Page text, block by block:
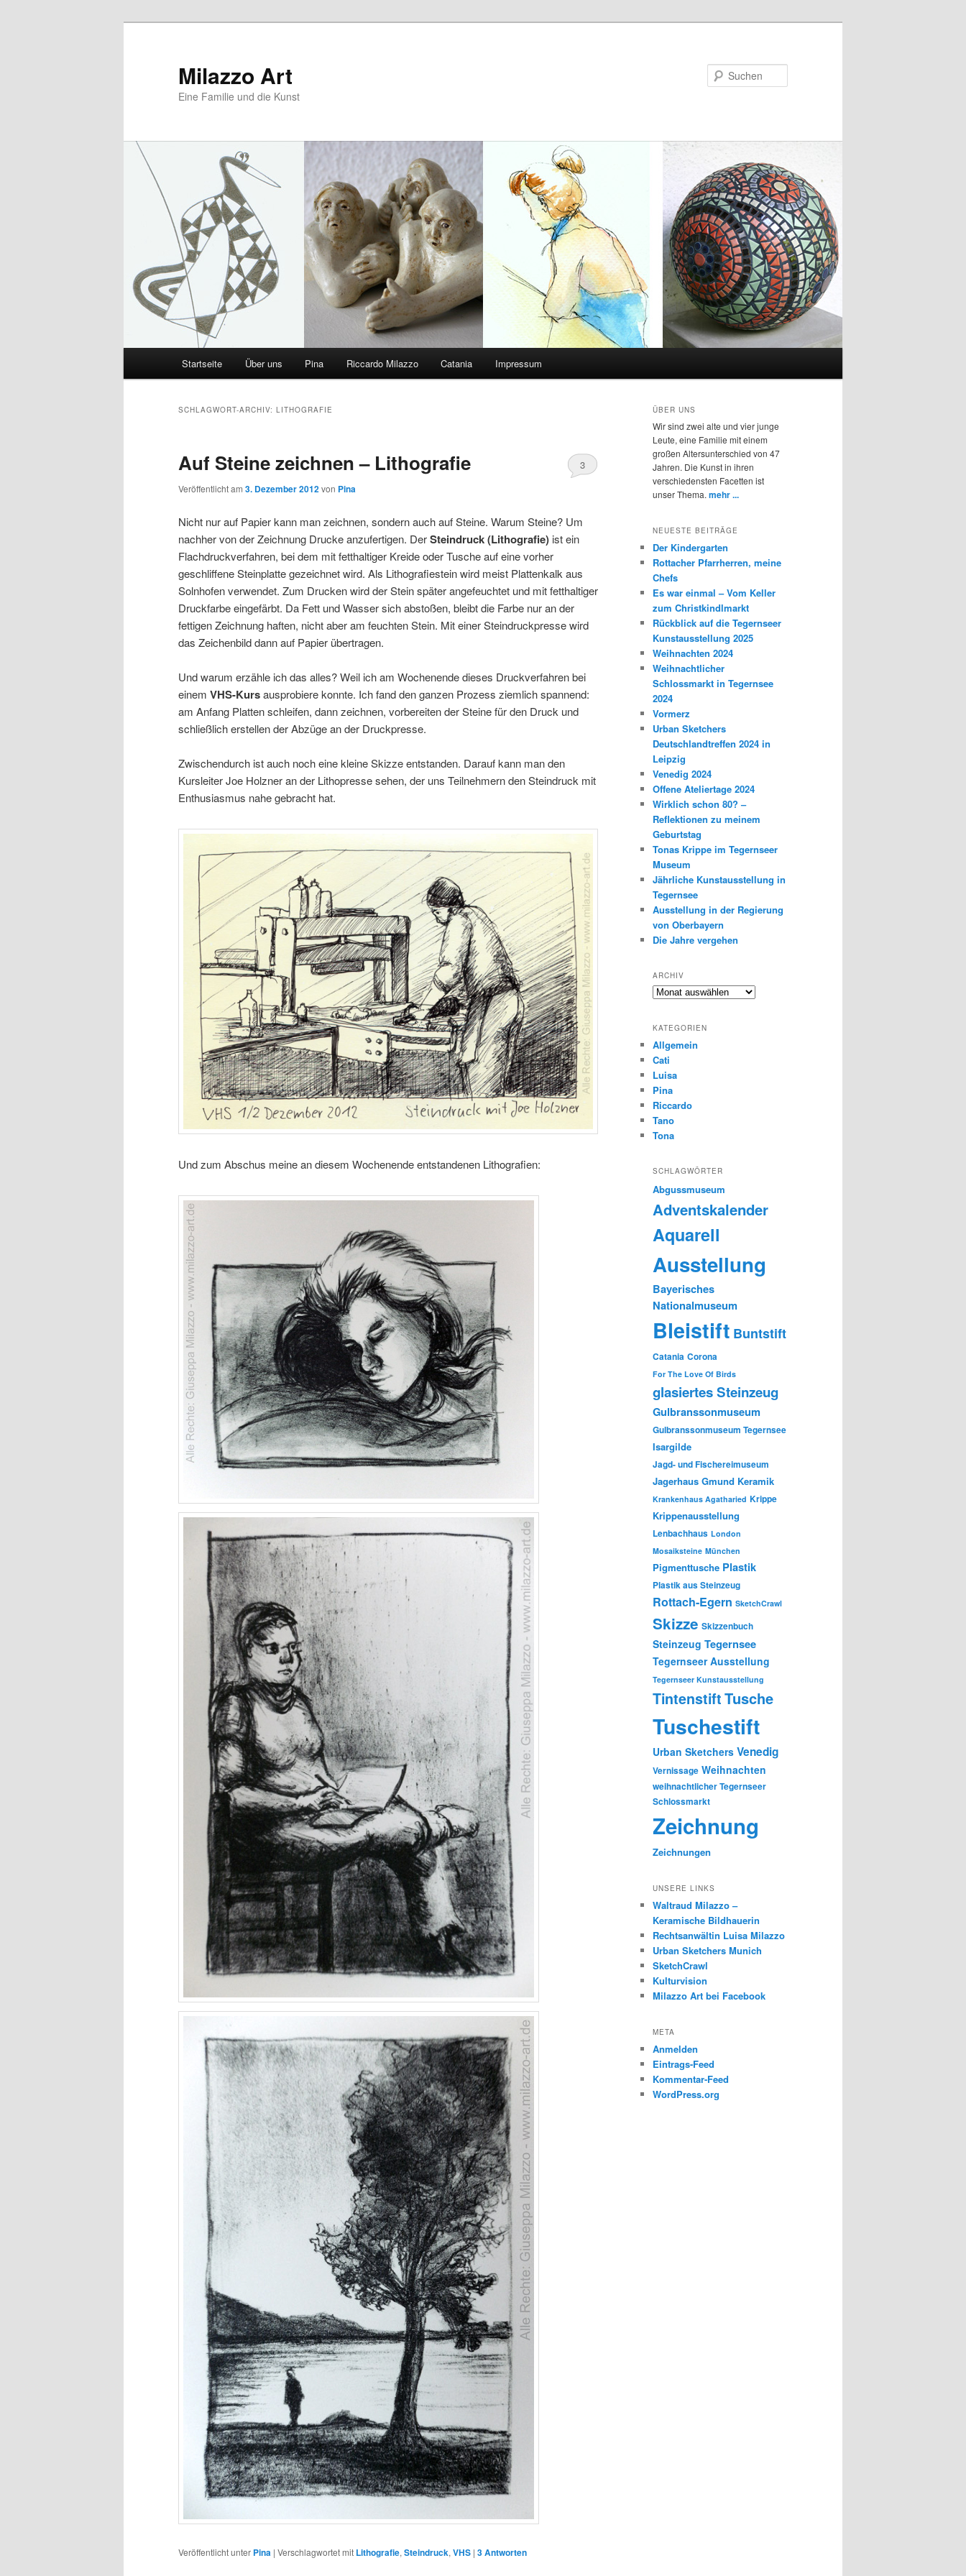
Milazzo Art
Eine Familie und die Kunst
Startseite Über uns Pina Riccardo Milazzo Catania Impressum
SCHLAGWORT-ARCHIV: LITHOGRAFIE
Auf Steine zeichnen – Lithografie
Veröffentlicht am 3. Dezember 2012von Pina
3
Nicht nur auf Papier kann man zeichnen, sondern auch auf Steine. Warum Steine? Um
nachher von der Zeichnung Drucke anzufertigen. DerSteindruck (Lithografie) ist ein
Flachdruckverfahren, bei dem mit fetthaltiger Kreide oder Tusche auf eine vorher
geschliffene Steinplatte gezeichnet wird. Als Lithografiestein wird meist Plattenkalk aus
Solnhofen verwendet. Zum Drucken wird der Stein später angefeuchtet und mit fetthaltiger
Druckfarbe eingefärbt. Da Fett und Wasser sich abstoßen, bleibt die Farbe nur an der
fettigen Zeichnung haften, nicht aber am feuchten Stein. Mit einer Steindruckpresse wird
das Zeichenbild dann auf Papier übertragen.
Und warum erzähle ich das alles? Weil ich am Wochenende dieses Druckverfahren bei
einem VHS-Kursausprobiere konnte. Ich fand den ganzen Prozess ziemlich spannend:
am Anfang Platten schleifen, dann zeichnen, vorbereiten der Steine für den Druck und
schließlich erstellen der Abzüge an der Druckpresse.
Zwischendurch ist auch noch eine kleine Skizze entstanden. Darauf kann man den
Kursleiter Joe Holzner an der Lithopresse sehen, der uns Teilnehmern den Steindruck mit
Enthusiasmus nahe gebracht hat.
Und zum Abschus meine an diesem Wochenende entstandenen Lithografien:
Veröffentlicht unter Pina | Verschlagwortet mit Lithografie, Steindruck, VHS | 3Antworten
ÜBER UNS
Wir sind zwei alte und vier junge
Leute, eine Familie mit einem
großen Altersunterschied von 47
Jahren. Die Kunst in ihren
verschiedensten Facetten ist
unser Thema.mehr ...
NEUESTE BEITRÄGE
Der Kindergarten
Rottacher Pfarrherren, meine
Chefs
Es war einmal – Vom Keller
zum Christkindlmarkt
Rückblick auf die Tegernseer
Kunstausstellung 2025
Weihnachten 2024
Weihnachtlicher
Schlossmarkt in Tegernsee
2024
Vormerz
Urban Sketchers
Deutschlandtreffen 2024 in
Leipzig
Venedig 2024
Offene Ateliertage 2024
Wirklich schon 80? –
Reflektionen zu meinem
Geburtstag
Tonas Krippe im Tegernseer
Museum
Jährliche Kunstausstellung in
Tegernsee
Ausstellung in der Regierung
von Oberbayern
Die Jahre vergehen
ARCHIV
Archiv
KATEGORIEN
Allgemein
Cati
Luisa
Pina
Riccardo
Tano
Tona
SCHLAGWÖRTER
Abgussmuseum
Adventskalender
Aquarell
Ausstellung
Bayerisches
Nationalmuseum
Bleistift Buntstift
Catania Corona
For The Love Of Birds
glasiertes Steinzeug
Gulbranssonmuseum
Gulbranssonmuseum Tegernsee
Isargilde
Jagd- und Fischereimuseum
Jagerhaus Gmund Keramik
Krankenhaus Agatharied Krippe
Krippenausstellung
Lenbachhaus London
Mosaiksteine München
Pigmenttusche Plastik
Plastik aus Steinzeug
Rottach-Egern SketchCrawl
Skizze Skizzenbuch
Steinzeug Tegernsee
Tegernseer Ausstellung
Tegernseer Kunstausstellung
TintenstiftTusche
Tuschestift
Urban Sketchers Venedig
Vernissage Weihnachten
weihnachtlicher Tegernseer
Schlossmarkt
Zeichnung
Zeichnungen
UNSERE LINKS
Waltraud Milazzo –
Keramische Bildhauerin
Rechtsanwältin Luisa Milazzo
Urban Sketchers Munich
SketchCrawl
Kulturvision
Milazzo Art bei Facebook
META
Anmelden
Eintrags-Feed
Kommentar-Feed
WordPress.org